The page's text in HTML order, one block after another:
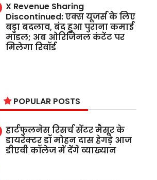
X Revenue Sharing
Discontinued: एक्स यूजर्स के लिए
बड़ा बदलाव, बंद हुआ पुराना कमाई
मॉडल; अब ओरिजिनल कंटेंट पर
मिलेगा रिवॉर्ड
POPULAR POSTS
हार्टफुलनेस रिसर्च सेंटर मैसूर के
डायरेक्टर डॉ मोहन दास हेगड़े आज
डीएवी कॉलेज में देंगे व्याख्यान